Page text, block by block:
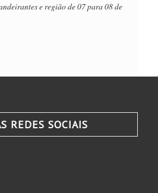
e região de 07 para 08 de
REDES SOCIAIS